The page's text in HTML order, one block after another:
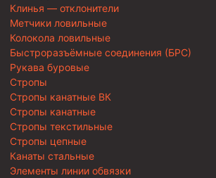
Клинья — отклонители
Метчики ловильные
Колокола ловильные
Быстроразъёмные соединения (БРС)
Рукава буровые
Стропы
Стропы канатные ВК
Стропы канатные
Стропы текстильные
Стропы цепные
Канаты стальные
Элементы линии обвязки